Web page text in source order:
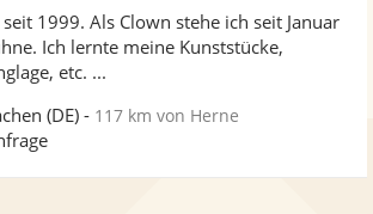
Fotos
1999. Als Clown stehe ich seit Januar
Ich lernte meine Kunststücke,
etc. ...
(DE) - 117 km von Herne